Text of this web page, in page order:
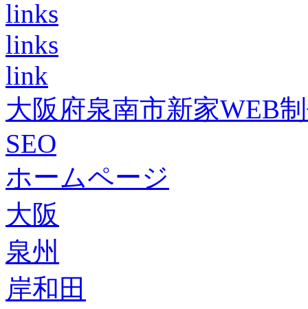
links
links
link
大阪府泉南市新家WEB
SEO
ホームページ
大阪
泉州
岸和田